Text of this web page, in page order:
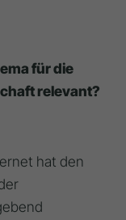
für die
relevant?
hat den